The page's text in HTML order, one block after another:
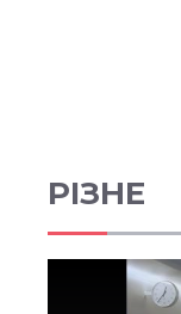
РІЗНЕ